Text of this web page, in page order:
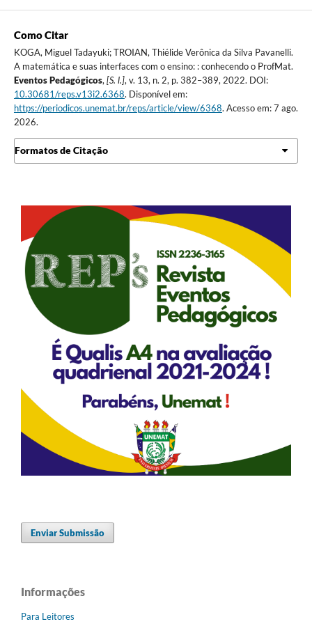
Como Citar
KOGA, Miguel Tadayuki; TROIAN, Thiélide Verônica da Silva Pavanelli.
A matemática e suas interfaces com o ensino: : conhecendo o ProfMat.
Eventos Pedagógicos, [S. l.], v. 13, n. 2, p. 382–389, 2022. DOI:
10.30681/reps.v13i2.6368. Disponível em:
https://periodicos.unemat.br/reps/article/view/6368. Acesso em: 7 ago.
2026.
Formatos de Citação
Enviar Submissão
Informações
Para Leitores